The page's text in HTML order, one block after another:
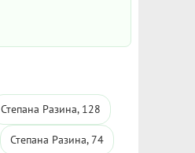
Степана Разина, 128
Степана Разина, 74